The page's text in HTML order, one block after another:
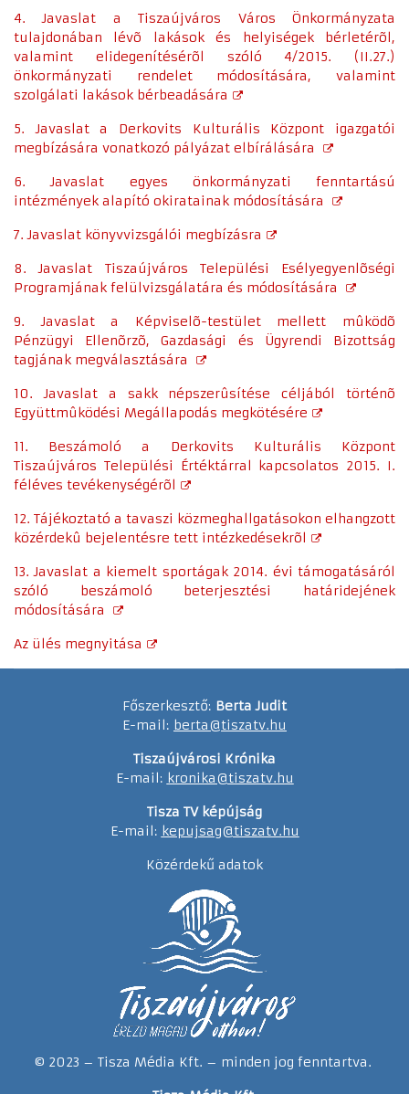
4. Javaslat a Tiszaújváros Város Önkormányzata
tulajdonában lévõ lakások és helyiségek bérletérõl,
valamint elidegenítésérõl szóló 4/2015. (II.27.)
önkormányzati rendelet módosítására, valamint
szolgálati lakások bérbeadására
5. Javaslat a Derkovits Kulturális Központ igazgatói
megbízására vonatkozó pályázat elbírálására
6. Javaslat egyes önkormányzati fenntartású
intézmények alapító okiratainak módosítására
7. Javaslat könyvvizsgálói megbízásra
8. Javaslat Tiszaújváros Települési Esélyegyenlõségi
Programjának felülvizsgálatára és módosítására
9. Javaslat a Képviselõ-testület mellett mûködõ
Pénzügyi Ellenõrzõ, Gazdasági és Ügyrendi Bizottság
tagjának megválasztására
10. Javaslat a sakk népszerûsítése céljából történõ
Együttmûködési Megállapodás megkötésére
11. Beszámoló a Derkovits Kulturális Központ
Tiszaújváros Települési Értéktárral kapcsolatos 2015. I.
féléves tevékenységérõl
12. Tájékoztató a tavaszi közmeghallgatásokon elhangzott
közérdekû bejelentésre tett intézkedésekrõl
13. Javaslat a kiemelt sportágak 2014. évi támogatásáról
szóló beszámoló beterjesztési határidejének
módosítására
Az ülés megnyitása
Főszerkesztő: Berta Judit
E-mail: berta@tiszatv.hu
Tiszaújvárosi Krónika
E-mail: kronika@tiszatv.hu
Tisza TV képújság
E-mail: kepujsag@tiszatv.hu
Közérdekű adatok
© 2023 – Tisza Média Kft. – minden jog fenntartva.